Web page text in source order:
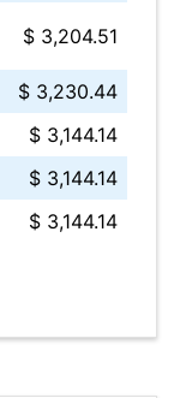
$ 3,204.51
$ 3,230.44
$ 3,144.14
$ 3,144.14
$ 3,144.14